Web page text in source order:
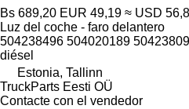
Bs 689,20 EUR 49,19 ≈ USD
Luz del coche - faro delantero
504238496 504020189
diésel
Estonia, Tallinn
TruckParts Eesti OÜ
Contacte con el vendedor